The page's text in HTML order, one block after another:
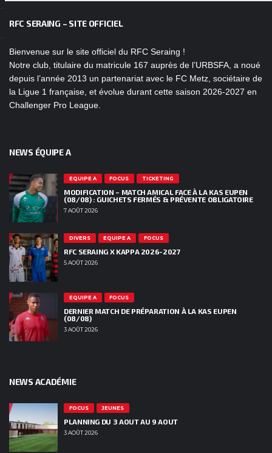
RFC SERAING – SITE OFFICIEL
Bienvenue sur le site officiel du RFC Seraing !
Notre club, titulaire du matricule 167 auprès de l’URBSFA, a noué
depuis l’année 2013 un partenariat avec le FC Metz, sociétaire de
la Ligue 1 française, et évolue durant cette saison 2026-2027 en
Challenger Pro League.
NEWS ÉQUIPE A
EQUIPE A FOCUS TICKETING
MODIFICATION – MATCH AMICAL FACE À LA KAS EUPEN
(08/08) : GUICHETS FERMÉS & PRÉVENTE OBLIGATOIRE
7 AOÛT 2026
DIVERS EQUIPE A FOCUS
RFC SERAING X KAPPA 2026-2027
5 AOÛT 2026
EQUIPE A FOCUS
DERNIER MATCH DE PRÉPARATION À LA KAS EUPEN
(08/08)
3 AOÛT 2026
NEWS ACADÉMIE
FOCUS JEUNES
PLANNING DU 3 AOUT AU 9 AOUT
3 AOÛT 2026